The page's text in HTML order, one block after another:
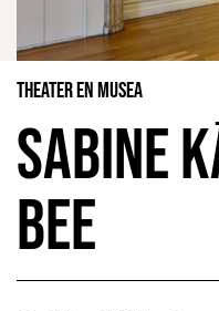
Theater en Musea
Sabine
Bee